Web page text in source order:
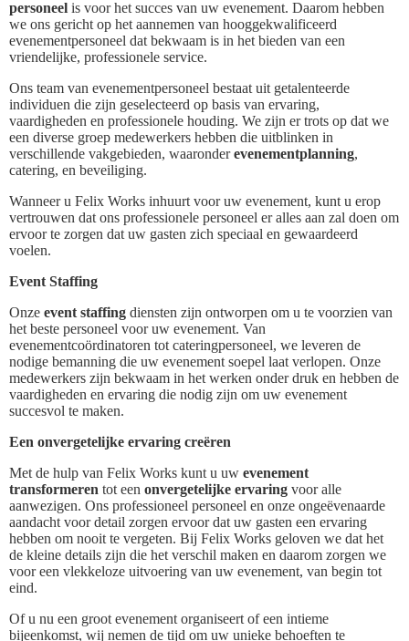
personeel is voor het succes van uw evenement. Daarom hebben
we ons gericht op het aannemen van hooggekwalificeerd
evenementpersoneel dat bekwaam is in het bieden van een
vriendelijke, professionele service.
Ons team van evenementpersoneel bestaat uit getalenteerde
individuen die zijn geselecteerd op basis van ervaring,
vaardigheden en professionele houding. We zijn er trots op dat we
een diverse groep medewerkers hebben die uitblinken in
verschillende vakgebieden, waaronderevenementplanning,
catering, en beveiliging.
Wanneer u Felix Works inhuurt voor uw evenement, kunt u erop
vertrouwen dat ons professionele personeel er alles aan zal doen om
ervoor te zorgen dat uw gasten zich speciaal en gewaardeerd
voelen.
Event Staffing
Onze event staffing diensten zijn ontworpen om u te voorzien van
het beste personeel voor uw evenement. Van
evenementcoördinatoren tot cateringpersoneel, we leveren de
nodige bemanning die uw evenement soepel laat verlopen. Onze
medewerkers zijn bekwaam in het werken onder druk en hebben de
vaardigheden en ervaring die nodig zijn om uw evenement
succesvol te maken.
Een onvergetelijke ervaring creëren
Met de hulp van Felix Works kunt u uw evenement
transformeren tot een onvergetelijke ervaring voor alle
aanwezigen. Ons professioneel personeel en onze ongeëvenaarde
aandacht voor detail zorgen ervoor dat uw gasten een ervaring
hebben om nooit te vergeten. Bij Felix Works geloven we dat het
de kleine details zijn die het verschil maken en daarom zorgen we
voor een vlekkeloze uitvoering van uw evenement, van begin tot
eind.
Of u nu een groot evenement organiseert of een intieme
bijeenkomst, wij nemen de tijd om uw unieke behoeften te